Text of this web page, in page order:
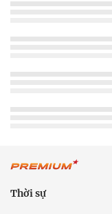
Thời sự